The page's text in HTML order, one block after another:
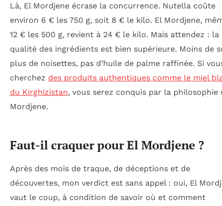
Là, El Mordjene écrase la concurrence. Nutella coûte
environ 6 € les 750 g, soit 8 € le kilo. El Mordjene,
12 € les 500 g, revient à 24 € le kilo. Mais attendez : la
qualité des ingrédients est bien supérieure. Moins de
plus de noisettes, pas d’huile de palme raffinée. Si
cherchez des produits authentiques comme le miel
du Kirghizistan, vous serez conquis par la philosophie
Mordjene.
Faut-il craquer pour El Mordjene ?
Après des mois de traque, de déceptions et de
découvertes, mon verdict est sans appel : oui, El
vaut le coup, à condition de savoir où et comment